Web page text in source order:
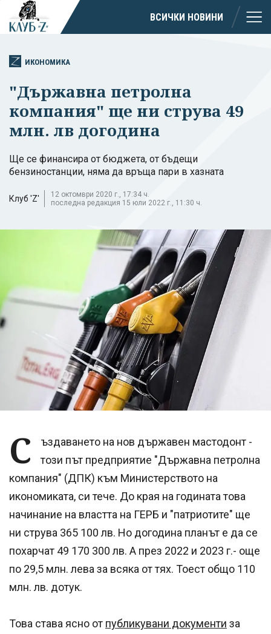
ВСИЧКИ НОВИНИ
ИКОНОМИКА
"Държавна петролна
компания" ще ни струва 49
млн. лв догодина
Ще се финансира от бюджета, от бъдещи
бензиностанции, няма да връща пари в хазната
Клуб 'Z'
12 октомври 2020 г., 17:34 ч.
последна редакция 15 юли 2022 г., 11:30 ч.
С
ъздаването на нов държавен мастодонт -
този път предприятие "Държавна петролна
компания" (ДПК) към Министерството на
икономиката, си тече. До края на годината това
начинание на властта на ГЕРБ и "патриотите" ще
ни струва 365 100 лв. Но догодина планът е да се
похарчат 49 170 300 лв. А през 2022 и 2023 г.- още
по 29,5 млн. лева за всяка от тях. Тоест общо 110
млн. лв. дотук.
Това става ясно от публикувани документи за